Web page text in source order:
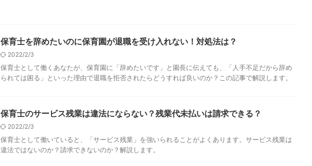
保育士を辞めたいのに保育園が退職を受け入れない！対処法は？
2022/2/3
保育士として働くあなたが、保育園に「辞めたいです」と園長に伝えても、「人手不足だから辞め
られては困る」といった理由で退職を拒否されたらどうすれば良いのか？この記事で解説します。
保育士のサービス残業は違法にならない？残業代未払いは請求できる？
2022/2/3
保育士として働いていると、「サービス残業」を強いられることがよくあります。サービス残業は
違法ではないのか？請求できないのか？解説します。